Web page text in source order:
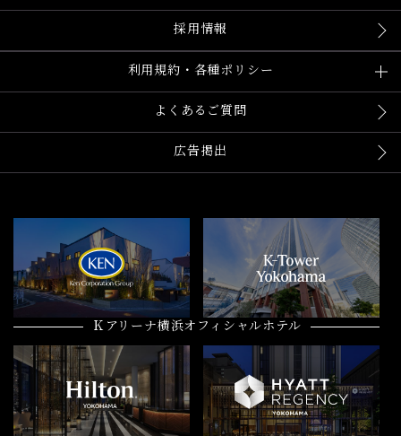
採用情報
利用規約・各種ポリシー
よくあるご質問
広告掲出
Ｋアリーナ横浜オフィシャルホテル